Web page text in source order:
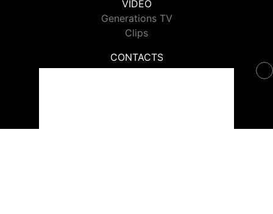
VIDEO
Generations TV
Clips
CONTACTS
Contacter Generations